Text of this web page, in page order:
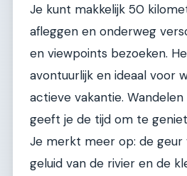
Je kunt makkelijk 50
afleggen en onderweg
en viewpoints bezoeken.
avontuurlijk en ideaal voor
actieve vakantie.
geeft je de tijd om te
Je merkt meer op: de geur
geluid van de rivier en de